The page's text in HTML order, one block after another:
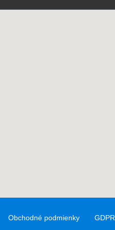
Obchodné podmienky GDPR